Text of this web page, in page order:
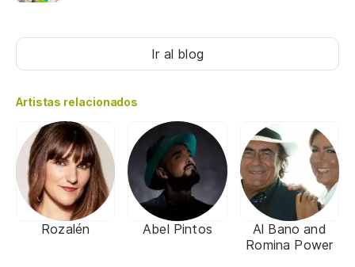
Ir al blog
Artistas relacionados
Rozalén Abel Pintos
Al Bano and
Romina Power